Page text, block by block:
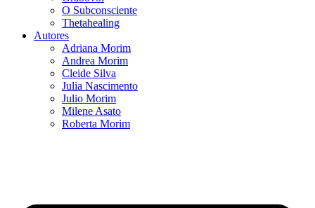
O Subconsciente
Thetahealing
Autores
Adriana Morim
Andrea Morim
Cleide Silva
Julia Nascimento
Julio Morim
Milene Asato
Roberta Morim